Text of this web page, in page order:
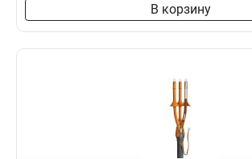
В корзину